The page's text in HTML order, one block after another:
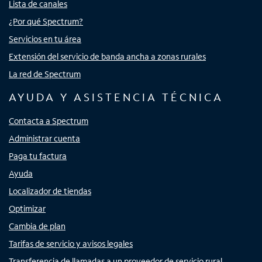
Lista de canales
¿Por qué Spectrum?
Servicios en tu área
Extensión del servicio de banda ancha a zonas rurales
La red de Spectrum
AYUDA Y ASISTENCIA TÉCNICA
Contacta a Spectrum
Administrar cuenta
Paga tu factura
Ayuda
Localizador de tiendas
Optimizar
Cambia de plan
Tarifas de servicio y avisos legales